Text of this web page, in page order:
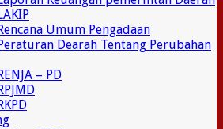
Umum Pengadaan
Dearah Tentang Perubahan
– PD